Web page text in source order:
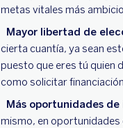
metas vitales más
Mayor libertad de
cierta cuantía, ya sean
puesto que eres tú quien
como solicitar
Más oportunidades de
mismo, en oportunidades